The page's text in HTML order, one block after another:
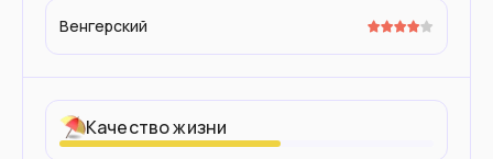
Венгерский
Качество жизни